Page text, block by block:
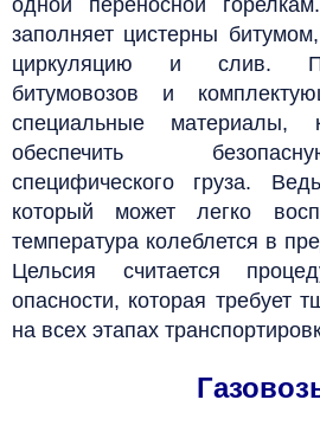
заполняет цистерны
циркуляцию и слив.
битумовозов и
специальные материалы,
обеспечить
специфического груза.
который может легко
температура колеблется в
Цельсия считается
опасности, которая требует
на всех этапах